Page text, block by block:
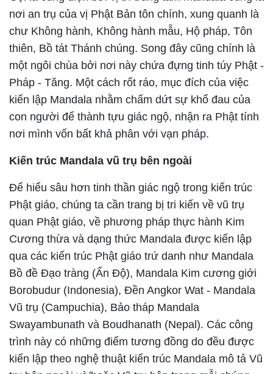
nơi an trụ của vị Phật Bản tôn chính, xung quanh là
chư Không hành, Không hành mẫu, Hộ pháp, Tôn
thiên, Bồ tát Thánh chúng. Song đây cũng chính là
một ngôi chùa bởi nơi này chứa đựng tinh túy Phật -
Pháp - Tăng. Một cách rốt ráo, mục đích của việc
kiến lập Mandala nhằm chấm dứt sự khổ đau của
con người để thành tựu giác ngộ, nhận ra Phật tính
nơi mình vốn bất khả phân với vạn pháp.
Kiến trúc Mandala vũ trụ bên ngoài
Để hiểu sâu hơn tinh thần giác ngộ trong kiến trúc
Phật giáo, chúng ta cần trang bị tri kiến về vũ trụ
quan Phật giáo, về phương pháp thực hành Kim
Cương thừa và dạng thức Mandala được kiến lập
qua các kiến trúc Phật giáo trứ danh như Mandala
Bồ đề Đạo tràng (Ấn Độ), Mandala Kim cương giới
Borobudur (Indonesia), Đền Angkor Wat - Mandala
Vũ trụ (Campuchia), Bảo tháp Mandala
Swayambunath và Boudhanath (Nepal). Các công
trình này có những điểm tương đồng do đều được
kiến lập theo nghệ thuật kiến trúc Mandala mô tả Vũ